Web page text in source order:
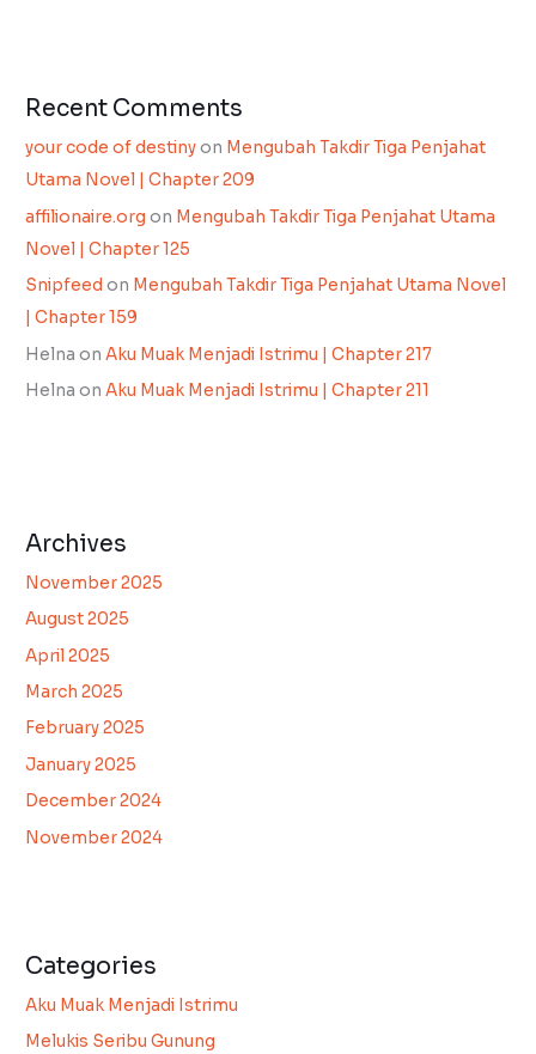
Recent Comments
your code of destinyon Mengubah Takdir Tiga Penjahat
Utama Novel | Chapter 209
affilionaire.org on Mengubah Takdir Tiga Penjahat Utama
Novel | Chapter 125
Snipfeed on Mengubah Takdir Tiga Penjahat Utama Novel
| Chapter 159
Helna onAku Muak Menjadi Istrimu | Chapter 217
Helna onAku Muak Menjadi Istrimu | Chapter 211
Archives
November 2025
August 2025
April 2025
March 2025
February 2025
January 2025
December 2024
November 2024
Categories
Aku Muak Menjadi Istrimu
Melukis Seribu Gunung